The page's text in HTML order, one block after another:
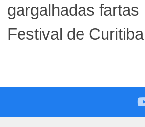
gargalhadas fartas
Festival de Curitiba